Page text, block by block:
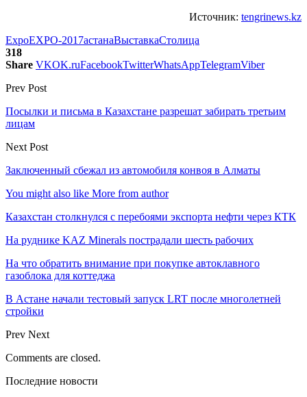
Источник: tengrinews.kz
ExpoEXPO-2017астанаВыставкаСтолица
318
Share VKOK.ruFacebookTwitterWhatsAppTelegramViber
Prev Post
Посылки и письма в Казахстане разрешат забирать третьим
лицам
Next Post
Заключенный сбежал из автомобиля конвоя в Алматы
You might also like More from author
Казахстан столкнулся с перебоями экспорта нефти через КТК
На руднике KAZ Minerals пострадали шесть рабочих
На что обратить внимание при покупке автоклавного
газоблока для коттеджа
В Астане начали тестовый запуск LRT после многолетней
стройки
Prev Next
Comments are closed.
Последние новости